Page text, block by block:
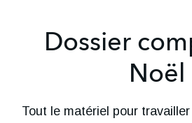
Dossier
Noël
Tout le matériel pour